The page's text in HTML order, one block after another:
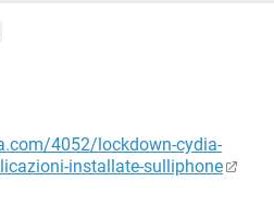
4052/lockdown-cydia-
installate-sulliphone